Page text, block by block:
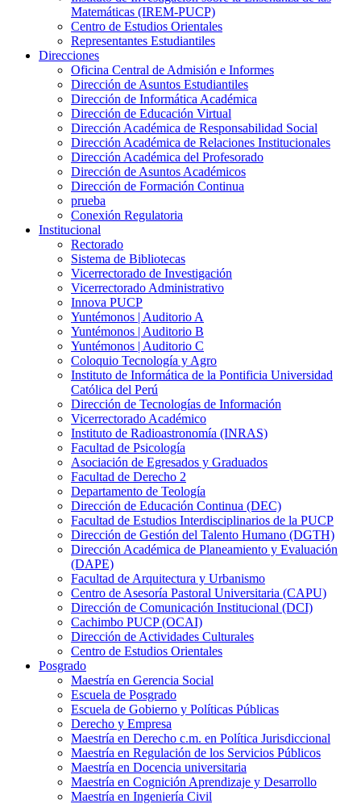
Matemáticas (IREM-PUCP)
Centro de Estudios Orientales
Representantes Estudiantiles
Direcciones
Oficina Central de Admisión e Informes
Dirección de Asuntos Estudiantiles
Dirección de Informática Académica
Dirección de Educación Virtual
Dirección Académica de Responsabilidad Social
Dirección Académica de Relaciones Institucionales
Dirección Académica del Profesorado
Dirección de Asuntos Académicos
Dirección de Formación Continua
prueba
Conexión Regulatoria
Institucional
Rectorado
Sistema de Bibliotecas
Vicerrectorado de Investigación
Vicerrectorado Administrativo
Innova PUCP
Yuntémonos | Auditorio A
Yuntémonos | Auditorio B
Yuntémonos | Auditorio C
Coloquio Tecnología y Agro
Instituto de Informática de la Pontificia Universidad
Católica del Perú
Dirección de Tecnologías de Información
Vicerrectorado Académico
Instituto de Radioastronomía (INRAS)
Facultad de Psicología
Asociación de Egresados y Graduados
Facultad de Derecho 2
Departamento de Teología
Dirección de Educación Continua (DEC)
Facultad de Estudios Interdisciplinarios de la PUCP
Dirección de Gestión del Talento Humano (DGTH)
Dirección Académica de Planeamiento y Evaluación
(DAPE)
Facultad de Arquitectura y Urbanismo
Centro de Asesoría Pastoral Universitaria (CAPU)
Dirección de Comunicación Institucional (DCI)
Cachimbo PUCP (OCAI)
Dirección de Actividades Culturales
Centro de Estudios Orientales
Posgrado
Maestría en Gerencia Social
Escuela de Posgrado
Escuela de Gobierno y Políticas Públicas
Derecho y Empresa
Maestría en Derecho c.m. en Política Jurisdiccional
Maestría en Regulación de los Servicios Públicos
Maestría en Docencia universitaria
Maestría en Cognición Aprendizaje y Desarrollo
Maestría en Ingeniería Civil